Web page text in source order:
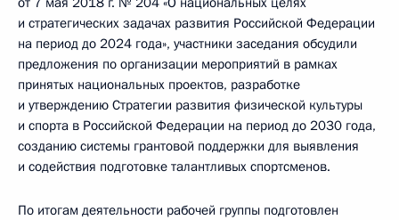
и стратегических задачах развития Российской Федерации
на период до 2024 года», участники заседания обсудили
предложения по организации мероприятий в рамках
принятых национальных проектов, разработке
и утверждению Стратегии развития физической культуры
и спорта в Российской Федерации на период до 2030 года,
созданию системы грантовой поддержки для выявления
и содействия подготовке талантливых спортсменов.
По итогам деятельности рабочей группы подготовлен